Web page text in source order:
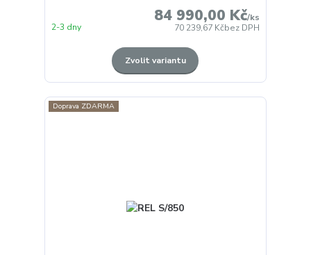
84 990,00 Kč/ks
70 239,67 Kčbez DPH
2-3 dny
Zvolit variantu
Doprava ZDARMA